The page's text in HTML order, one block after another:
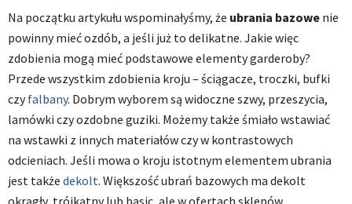
Na początku artykułu wspominałyśmy, że ubrania bazowe nie
powinny mieć ozdób, a jeśli już to delikatne. Jakie więc
zdobienia mogą mieć podstawowe elementy garderoby?
Przede wszystkim zdobienia kroju – ściągacze, troczki, bufki
czyfalbany. Dobrym wyborem są widoczne szwy, przeszycia,
lamówki czy ozdobne guziki. Możemy także śmiało wstawiać
na wstawki z innych materiałów czy w kontrastowych
odcieniach. Jeśli mowa o kroju istotnym elementem ubrania
jest także dekolt. Większość ubrań bazowych ma dekolt
okrągły, trójkątny lub basic, ale w ofertach sklepów